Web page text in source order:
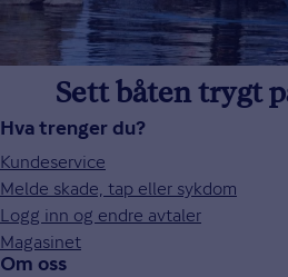
Sett båten trygt
Hva trenger du?
Kundeservice
Melde skade, tap eller sykdom
Logg inn og endre avtaler
Magasinet
Om oss